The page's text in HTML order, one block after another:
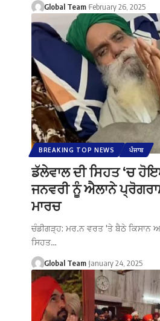
Global Team February 26, 2025
BREAKING TOP NEWS ਪੰਜਾਬ
ਡੱਲੇਵਾਲ ਦੀ ਸਿਹਤ ‘ਚ
ਜਨਵਰੀ ਨੂੰ ਐਲਾਨੇ
ਮਾਰਚ
ਚੰਡੀਗੜ੍ਹ: ਮਰ.ਨ ਵਰਤ 'ਤੇ ਬੈਠੇ ਕਿਸਾਨ
ਸਿਹਤ…
Global Team January 24, 2025